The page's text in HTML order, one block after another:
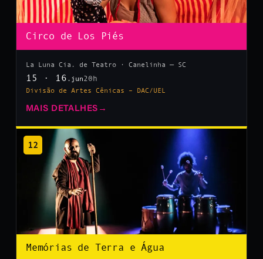
Circo de Los Piés
La Luna Cia. de Teatro · Canelinha — SC
15 · 16 .jun20h
Divisão de Artes Cênicas – DAC/UEL
MAIS DETALHES →
12
Memórias de Terra e Água